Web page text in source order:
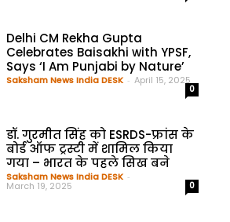
Delhi CM Rekha Gupta
Celebrates Baisakhi with YPSF,
Says ‘I Am Punjabi by Nature’
Saksham News India DESK - April 15, 2025
0
डॉ. गुरमीत सिंह को ESRDS-फ्रांस के
बोर्ड ऑफ ट्रस्टी में शामिल किया
गया – भारत के पहले सिख बने
Saksham News India DESK -
March 19, 2025 0